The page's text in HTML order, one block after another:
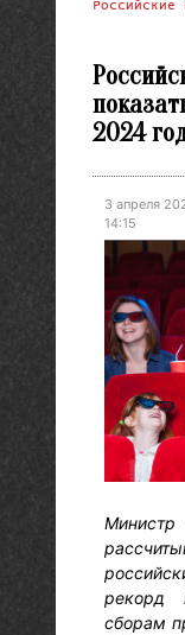
Российские
2024
3 апреля
14:15
рекорд
сборам